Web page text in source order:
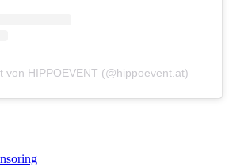
von HIPPOEVENT (@hippoevent.at)